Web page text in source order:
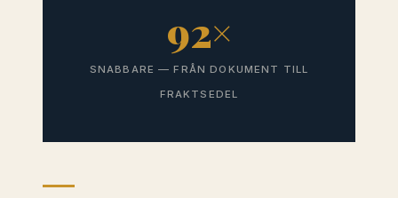
92×
SNABBARE — FRÅN DOKUMENT TILL
FRAKTSEDEL